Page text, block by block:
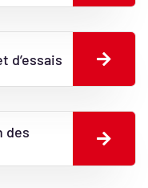
d’essais
des